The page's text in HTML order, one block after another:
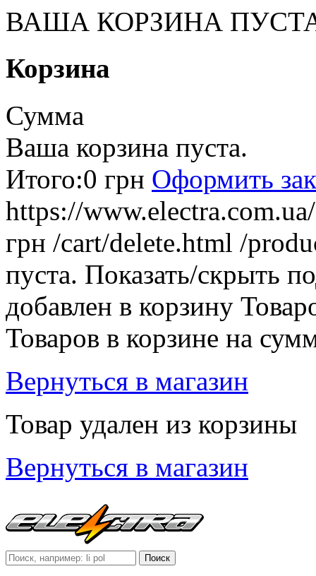
ВАША КОРЗИНА
Корзина
Сумма
Ваша корзина пуста.
Итого:0 грн Оформить
https://
грн /cart/delete.html /
пуста. Показать/скрыть
добавлен в корзину
Товаров в корзине на
Вернуться в магазин
Товар удален из корзины
Вернуться в магазин